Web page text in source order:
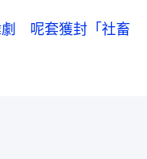
劇 呢套獲封「社畜